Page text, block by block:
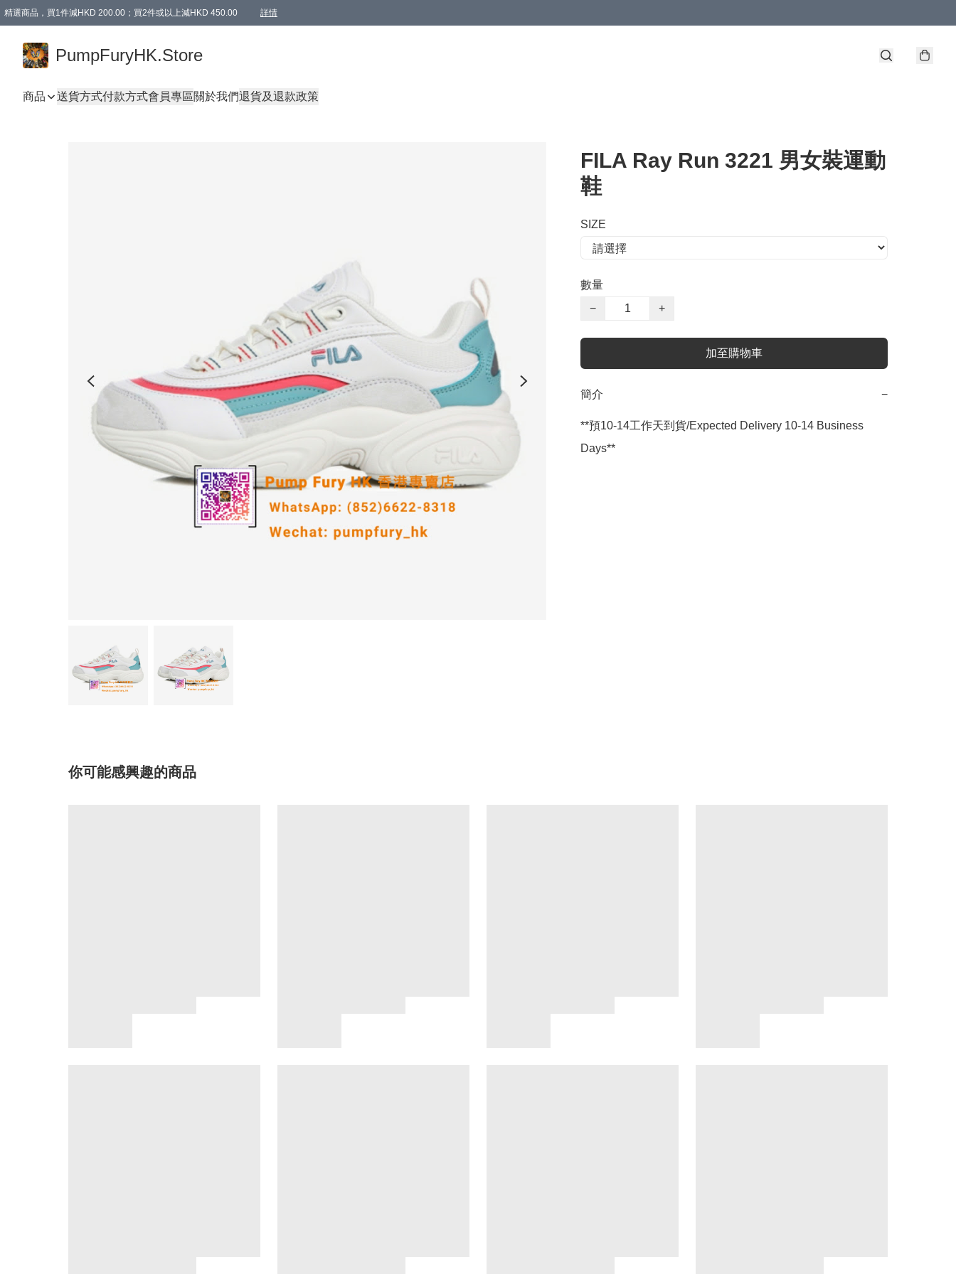
精選商品，買1件減HKD 200.00；買2件或以上減HKD 450.00 詳情
PumpFuryHK.Store
商品 送貨方式付款方式會員專區關於我們退貨及退款政策
FILA Ray Run 3221 男女裝運動
鞋
SIZE
數量
−
+
加至購物車
簡介 −
**預10-14工作天到貨/Expected Delivery 10-14 Business
Days**
你可能感興趣的商品